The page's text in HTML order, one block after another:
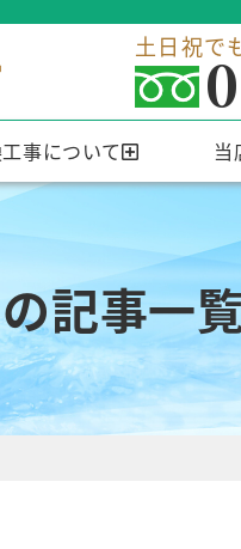
土日祝で
事について 当
の記事一